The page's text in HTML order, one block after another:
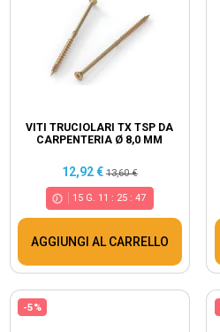
VITI TRUCIOLARI TX TSP DA
CARPENTERIA Ø 8,0 MM
12,92 € 13,60 €
15 G. 11 : 25 :46
AGGIUNGI AL CARRELLO
-5%